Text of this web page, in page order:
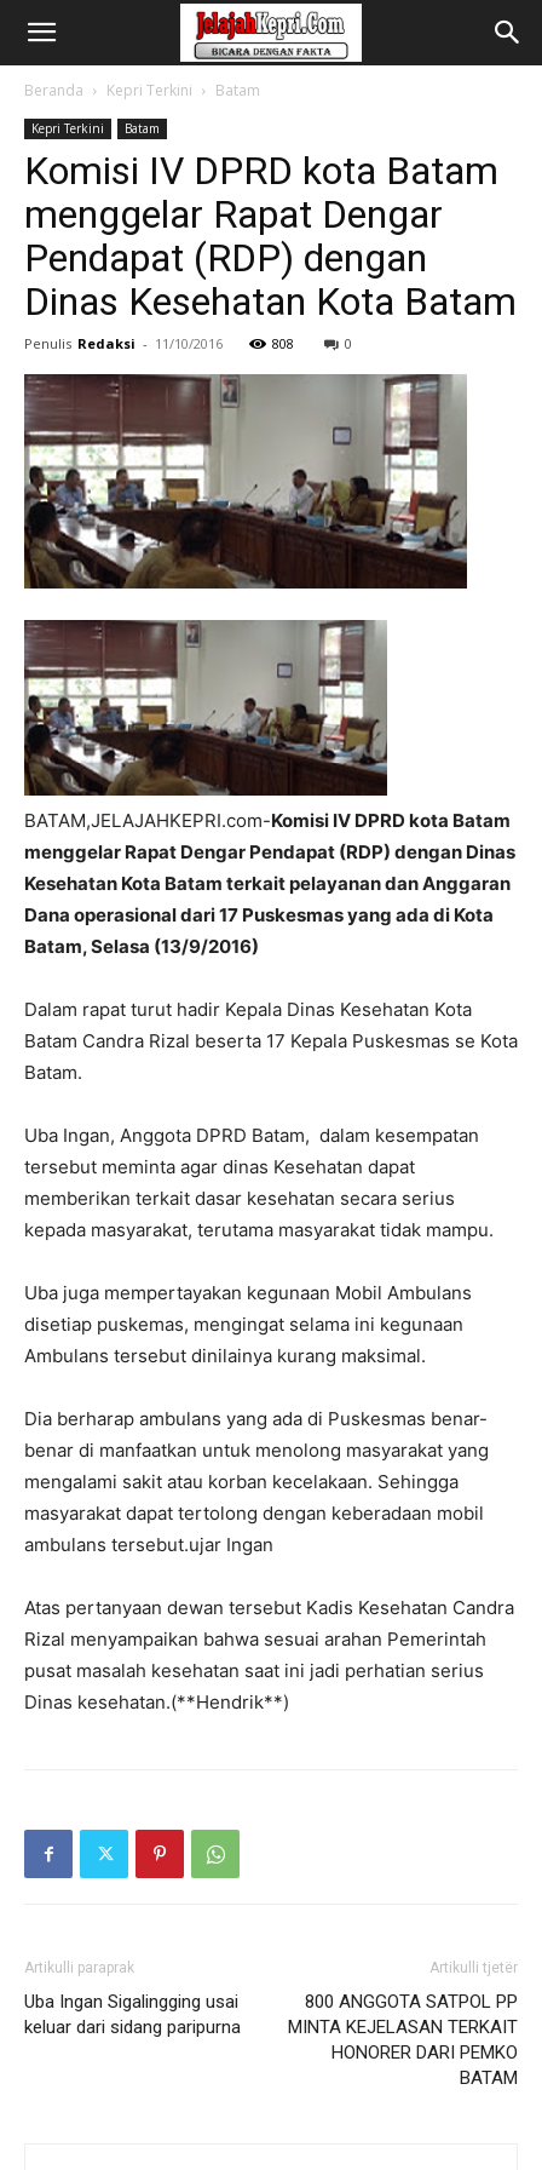
Beranda Kepri Terkini Batam
Kepri Terkini Batam
Komisi IV DPRD kota Batam
menggelar Rapat Dengar
Pendapat (RDP) dengan
Dinas Kesehatan Kota Batam
Penulis Redaksi - 11/10/2016 808 0
BATAM,JELAJAHKEPRI.com-Komisi IV DPRD kota Batam
menggelar Rapat Dengar Pendapat (RDP) dengan Dinas
Kesehatan Kota Batam terkait pelayanan dan Anggaran
Dana operasional dari 17 Puskesmas yang ada di Kota
Batam, Selasa (13/9/2016)
Dalam rapat turut hadir Kepala Dinas Kesehatan Kota
Batam Candra Rizal beserta 17 Kepala Puskesmas se Kota
Batam.
Uba Ingan, Anggota DPRD Batam, dalam kesempatan
tersebut meminta agar dinas Kesehatan dapat
memberikan terkait dasar kesehatan secara serius
kepada masyarakat, terutama masyarakat tidak mampu.
Uba juga mempertayakan kegunaan Mobil Ambulans
disetiap puskemas, mengingat selama ini kegunaan
Ambulans tersebut dinilainya kurang maksimal.
Dia berharap ambulans yang ada di Puskesmas benar-
benar di manfaatkan untuk menolong masyarakat yang
mengalami sakit atau korban kecelakaan. Sehingga
masyarakat dapat tertolong dengan keberadaan mobil
ambulans tersebut.ujar Ingan
Atas pertanyaan dewan tersebut Kadis Kesehatan Candra
Rizal menyampaikan bahwa sesuai arahan Pemerintah
pusat masalah kesehatan saat ini jadi perhatian serius
Dinas kesehatan.(**Hendrik**)
Artikulli paraprak
Uba Ingan Sigalingging usai
keluar dari sidang paripurna
Artikulli tjetër
800 ANGGOTA SATPOL PP
MINTA KEJELASAN TERKAIT
HONORER DARI PEMKO
BATAM